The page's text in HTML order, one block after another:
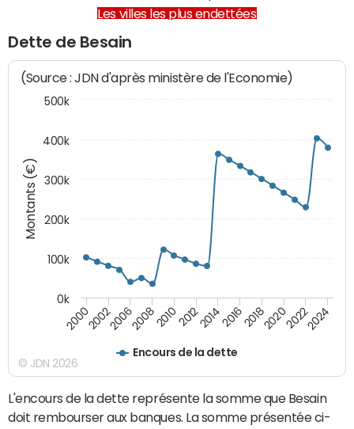
Les villes les plus endettées
Dette de Besain
Montants (€)
(Source : JDN d'après ministère de l'Economie)
Encours de la dette
200020022006200820102012201420162018202020222024
0k
100k
200k
300k
400k
500k
© JDN 2026
L'encours de la dette représente la somme que Besain
doit rembourser aux banques. La somme présentée ci-